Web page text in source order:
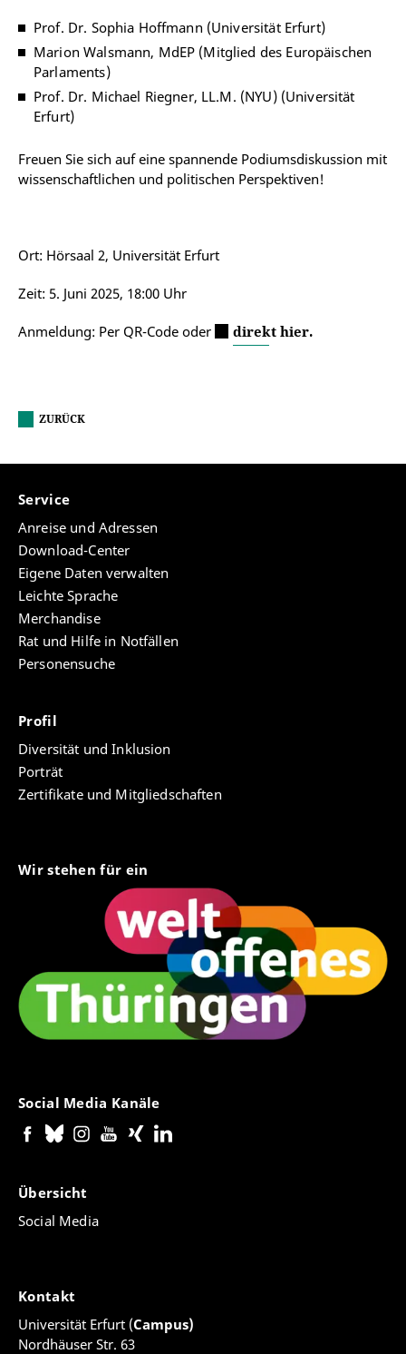
Prof. Dr. Sophia Hoffmann (Universität Erfurt)
Marion Walsmann, MdEP (Mitglied des Europäischen
Parlaments)
Prof. Dr. Michael Riegner, LL.M. (NYU) (Universität
Erfurt)
Freuen Sie sich auf eine spannende Podiumsdiskussion mit
wissenschaftlichen und politischen Perspektiven!
Ort: Hörsaal 2, Universität Erfurt
Zeit: 5. Juni 2025, 18:00 Uhr
Anmeldung: Per QR-Code oder direkt hier.
ZURÜCK
Service
Anreise und Adressen
Download-Center
Eigene Daten verwalten
Leichte Sprache
Merchandise
Rat und Hilfe in Notfällen
Personensuche
Profil
Diversität und Inklusion
Porträt
Zertifikate und Mitgliedschaften
Wir stehen für ein
Social Media Kanäle
Übersicht
Social Media
Kontakt
Universität Erfurt (Campus)
Nordhäuser Str. 63